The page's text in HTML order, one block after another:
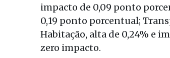
impacto de 0,09 ponto
0,19 ponto porcentual;
Habitação, alta de 0,24% e
zero impacto.